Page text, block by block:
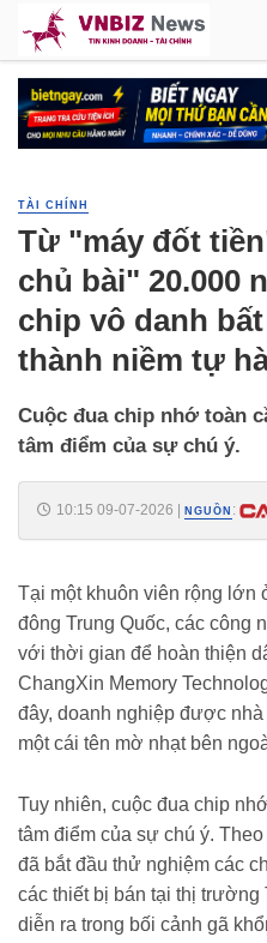
TÀI CHÍNH
Từ "máy đốt
chủ bài" 20.000
chip vô danh
thành niềm tự
Cuộc đua chip nhớ toàn
tâm điểm của sự chú ý.
10:15 09-07-2026 NGUỒN :
Tại một khuôn viên rộng lớn
đông Trung Quốc, các công
với thời gian để hoàn thiện
ChangXin Memory
đây, doanh nghiệp được
một cái tên mờ nhạt bên
Tuy nhiên, cuộc đua chip
tâm điểm của sự chú ý.
đã bắt đầu thử nghiệm các
các thiết bị bán tại thị
diễn ra trong bối cảnh gã